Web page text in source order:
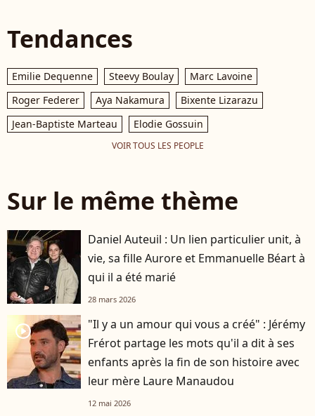
Tendances
Emilie Dequenne Steevy Boulay
Marc Lavoine
Roger Federer
Aya Nakamura
Bixente Lizarazu
Jean-Baptiste Marteau
Elodie Gossuin
VOIR TOUS LES PEOPLE
Sur le même thème
Daniel Auteuil : Un lien particulier unit, à
vie, sa fille Aurore et Emmanuelle Béart à
qui il a été marié
28 mars 2026
player2
"Il y a un amour qui vous a créé" : Jérémy
Frérot partage les mots qu'il a dit à ses
enfants après la fin de son histoire avec
leur mère Laure Manaudou
12 mai 2026